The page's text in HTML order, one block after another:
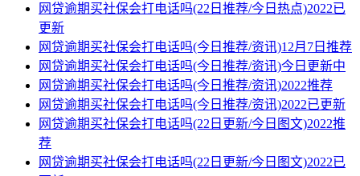
网贷逾期买社保会打电话吗(22日推荐/今日热点)2022已
更新
网贷逾期买社保会打电话吗(今日推荐/资讯)12月7日推荐
网贷逾期买社保会打电话吗(今日推荐/资讯)今日更新中
网贷逾期买社保会打电话吗(今日推荐/资讯)2022推荐
网贷逾期买社保会打电话吗(今日推荐/资讯)2022已更新
网贷逾期买社保会打电话吗(22日更新/今日图文)2022推
荐
网贷逾期买社保会打电话吗(22日更新/今日图文)2022已